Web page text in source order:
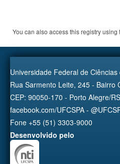
You can also access this registry using
Universidade Federal de
Rua Sarmento Leite, 245 - Bairro
CEP: 90050-170 - Porto Alegre/
facebook.com/UFCSPA -
Fone +55 (51) 3303-9000
Desenvolvido pelo